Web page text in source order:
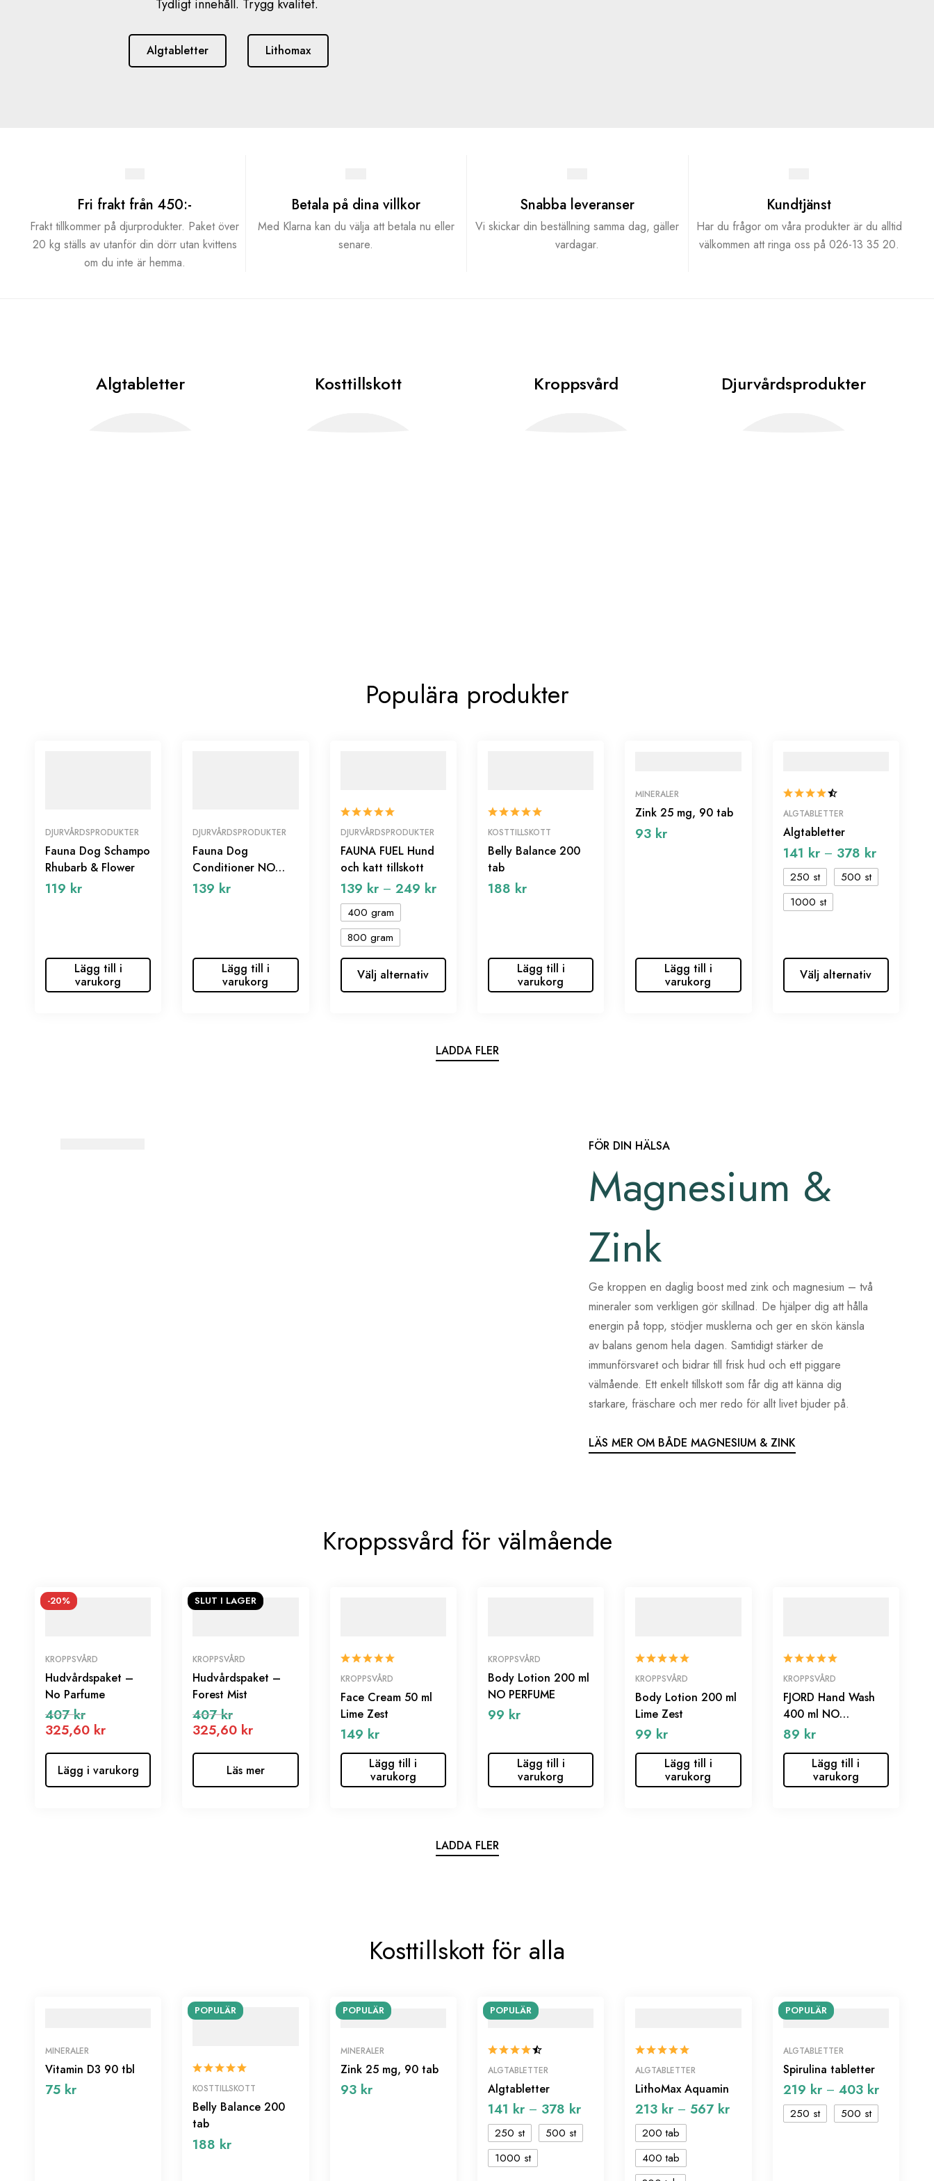
Tydligt innehåll. Trygg kvalitet.
Algtabletter Lithomax
Fri frakt från 450:-
Frakt tillkommer på djurprodukter. Paket över
20 kg ställs av utanför din dörr utan kvittens
om du inte är hemma.
Betala på dina villkor
Med Klarna kan du välja att betala nu eller
senare.
Snabba leveranser
Vi skickar din beställning samma dag, gäller
vardagar.
Kundtjänst
Har du frågor om våra produkter är du alltid
välkommen att ringa oss på 026-13 35 20.
Algtabletter Kosttillskott Kroppsvård Djurvårdsprodukter
Populära produkter
DJURVÅRDSPRODUKTER
Fauna Dog Schampo
Rhubarb & Flower
119 kr
Lägg till i
varukorg
DJURVÅRDSPRODUKTER
Fauna Dog
Conditioner NO
PARFUME
139 kr
Lägg till i
varukorg
DJURVÅRDSPRODUKTER
FAUNA FUEL Hund
och katt tillskott
139 kr – 249 kr
400 gram
800 gram
Välj alternativ
KOSTTILLSKOTT
Belly Balance 200
tab
188 kr
Lägg till i
varukorg
MINERALER
Zink 25 mg, 90 tab
93 kr
Lägg till i
varukorg
ALGTABLETTER
Algtabletter
141 kr – 378 kr
250 st
500 st
1000 st
Välj alternativ
LADDA FLER
FÖR DIN HÄLSA
Magnesium &
Zink
Ge kroppen en daglig boost med zink och magnesium – två
mineraler som verkligen gör skillnad. De hjälper dig att hålla
energin på topp, stödjer musklerna och ger en skön känsla
av balans genom hela dagen. Samtidigt stärker de
immunförsvaret och bidrar till frisk hud och ett piggare
välmående. Ett enkelt tillskott som får dig att känna dig
starkare, fräschare och mer redo för allt livet bjuder på.
LÄS MER OM BÅDE MAGNESIUM & ZINK
Kroppssvård för välmående
-20%
KROPPSVÅRD
Hudvårdspaket –
No Parfume
407kr
325,60 kr
Lägg i varukorg
SLUT I LAGER
KROPPSVÅRD
Hudvårdspaket –
Forest Mist
407kr
325,60 kr
Läs mer
KROPPSVÅRD
Face Cream 50 ml
Lime Zest
149 kr
Lägg till i
varukorg
KROPPSVÅRD
Body Lotion 200 ml
NO PERFUME
99 kr
Lägg till i
varukorg
KROPPSVÅRD
Body Lotion 200 ml
Lime Zest
99 kr
Lägg till i
varukorg
KROPPSVÅRD
FJORD Hand Wash
400 ml NO
PERFUME
89 kr
Lägg till i
varukorg
LADDA FLER
Kosttillskott för alla
MINERALER
Vitamin D3 90 tbl
75 kr
POPULÄR
KOSTTILLSKOTT
Belly Balance 200
tab
188 kr
POPULÄR
MINERALER
Zink 25 mg, 90 tab
93 kr
POPULÄR
ALGTABLETTER
Algtabletter
141 kr – 378 kr
250 st
500 st
1000 st
ALGTABLETTER
LithoMax Aquamin
213 kr – 567 kr
200 tab
400 tab
POPULÄR
ALGTABLETTER
Spirulina tabletter
219 kr – 403 kr
250 st 500 st